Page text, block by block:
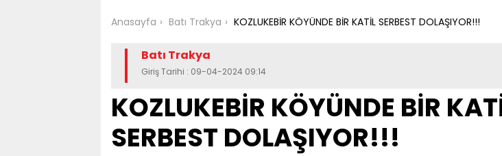
Anasayfa Batı Trakya KOZLUKEBİR KÖYÜNDE BİR KATİL SERBEST DOLAŞIYOR!!!
Batı Trakya
Giriş Tarihi : 09-04-2024 09:14
KOZLUKEBİR KÖYÜNDE BİR
SERBEST DOLAŞIYOR!!!